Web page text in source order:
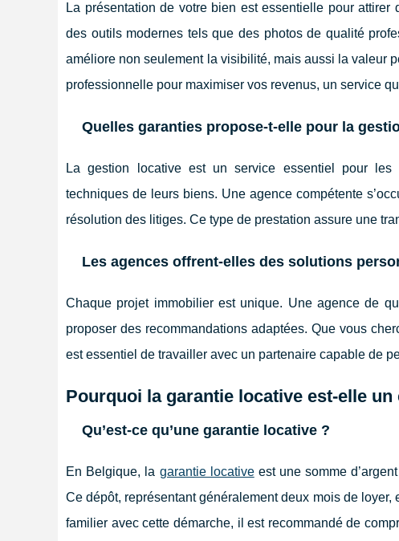
La présentation de votre bien est essentielle pour
des outils modernes tels que des photos de qualité
améliore non seulement la visibilité, mais aussi la valeur
professionnelle pour maximiser vos revenus, un service
Quelles garanties propose-t-elle pour la
La gestion locative est un service essentiel pour les
techniques de leurs biens. Une agence compétente
résolution des litiges. Ce type de prestation assure une
Les agences offrent-elles des solutions
Chaque projet immobilier est unique. Une agence de
proposer des recommandations adaptées. Que vous
est essentiel de travailler avec un partenaire capable de
Pourquoi la garantie locative est-elle
Qu’est-ce qu’une garantie locative ?
En Belgique, la garantie locativeest une somme
Ce dépôt, représentant généralement deux mois de
familier avec cette démarche, il est recommandé de